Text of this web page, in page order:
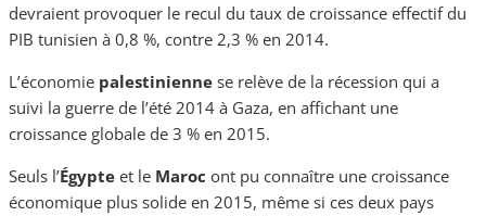
devraient provoquer le recul du taux de croissance effectif du
PIB tunisien à 0,8 %, contre 2,3 % en 2014.
L’économie palestinienne se relève de la récession qui a
suivi la guerre de l’été 2014 à Gaza, en affichant une
croissance globale de 3 % en 2015.
Seuls l’Égypte et le Maroc ont pu connaître une croissance
économique plus solide en 2015, même si ces deux pays